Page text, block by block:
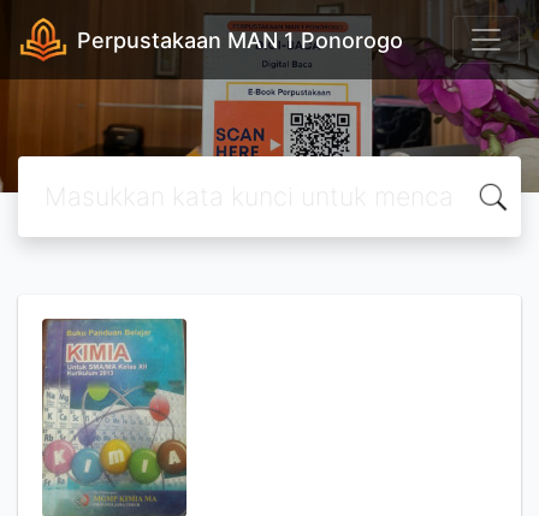
Perpustakaan MAN 1 Ponorogo